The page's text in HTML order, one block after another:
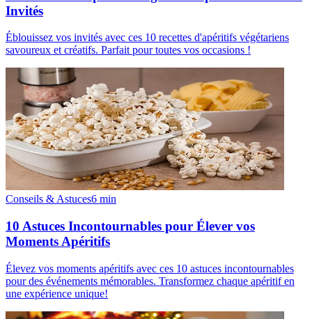
Invités
Éblouissez vos invités avec ces 10 recettes d'apéritifs végétariens
savoureux et créatifs. Parfait pour toutes vos occasions !
Conseils & Astuces6 min
10 Astuces Incontournables pour Élever vos
Moments Apéritifs
Élevez vos moments apéritifs avec ces 10 astuces incontournables
pour des événements mémorables. Transformez chaque apéritif en
une expérience unique!